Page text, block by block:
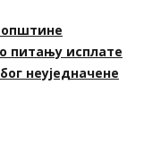
општине
питању исплате
неуједначене